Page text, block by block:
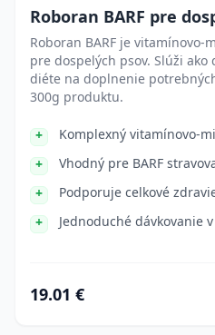
Roboran BARF pre
Roboran BARF je
pre dospelých psov. Slúži ako
diéte na doplnenie
300g produktu.
Komplexný vitamínovo-
Vhodný pre BARF
Podporuje celkové
Jednoduché dávkovanie
19.01 €